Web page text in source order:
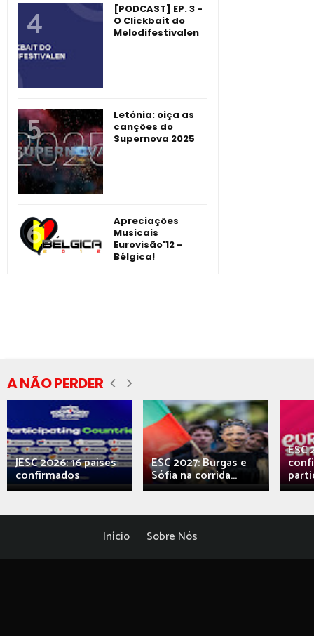
[PODCAST] EP. 3 -
O Clickbait do
Melodifestivalen
Letónia: oiça as
canções do
Supernova 2025
Apreciações
Musicais
Eurovisão'12 -
Bélgica!
A NÃO PERDER
JESC 2026: 16 países
confirmados
ESC 2027: Burgas e
Sófia na corrida...
ESC
Início Sobre Nós